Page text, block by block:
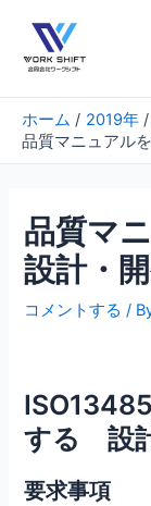
ホーム 2019年
品質マニュアル
品質マ
設計・
コメントする /
する 設
要求事項